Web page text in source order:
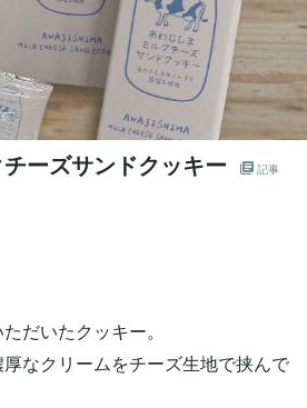
ーズサンドクッキー 記事
だいたクッキー。
なクリームをチーズ生地で挟んで